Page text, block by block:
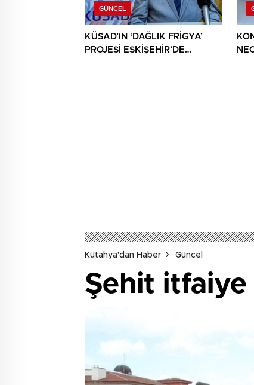
GÜNCEL
KÜSAD’IN ‘DAĞLIK FRİGYA’
PROJESİ ESKİŞEHİR’DE
Kütahya'dan Haber Güncel
Şehit itfaiye